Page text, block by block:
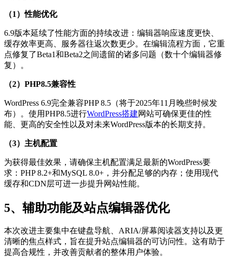
（1）性能优化
6.9版本延续了性能方面的持续改进：编辑器响应速度更快、
缓存效率更高、服务器往返次数更少。在编辑流程方面，它重
点修复了Beta1和Beta2之间遗留的诸多问题（数十个编辑器修
复）。
（2）PHP8.5兼容性
WordPress 6.9完全兼容PHP 8.5（将于2025年11月晚些时候发
布）。使用PHP8.5进行WordPress搭建网站可确保更佳的性
能、更高的安全性以及对未来WordPress版本的长期支持。
（3）主机配置
为获得最佳效果，请确保主机配置满足最新的WordPress要
求：PHP 8.2+和MySQL 8.0+，并分配足够的内存；使用现代
缓存和CDN层可进一步提升网站性能。
5、辅助功能及站点编辑器优化
本次改进主要集中在键盘导航、ARIA/屏幕阅读器支持以及更
清晰的焦点样式，旨在提升站点编辑器的可访问性。这有助于
提高合规性，并改善贡献者的整体用户体验。